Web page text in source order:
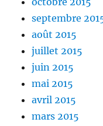
septembre
août 2015
juillet 2015
juin 2015
mai 2015
avril 2015
mars 2015